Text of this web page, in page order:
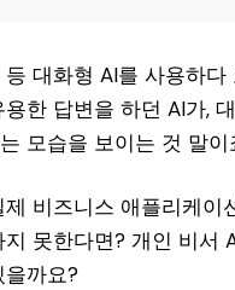
대화형 AI를 사용하
한 답변을 하던 AI가,
모습을 보이는 것 말이
비즈니스 애플리케
못한다면? 개인 비서
을까요?